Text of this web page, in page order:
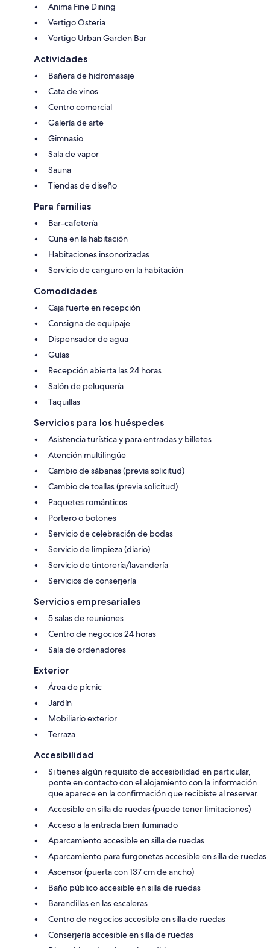
Anima Fine Dining
Vertigo Osteria
Vertigo Urban Garden Bar
Actividades
Bañera de hidromasaje
Cata de vinos
Centro comercial
Galería de arte
Gimnasio
Sala de vapor
Sauna
Tiendas de diseño
Para familias
Bar-cafetería
Cuna en la habitación
Habitaciones insonorizadas
Servicio de canguro en la habitación
Comodidades
Caja fuerte en recepción
Consigna de equipaje
Dispensador de agua
Guías
Recepción abierta las 24 horas
Salón de peluquería
Taquillas
Servicios para los huéspedes
Asistencia turística y para entradas y billetes
Atención multilingüe
Cambio de sábanas (previa solicitud)
Cambio de toallas (previa solicitud)
Paquetes románticos
Portero o botones
Servicio de celebración de bodas
Servicio de limpieza (diario)
Servicio de tintorería/lavandería
Servicios de conserjería
Servicios empresariales
5 salas de reuniones
Centro de negocios 24 horas
Sala de ordenadores
Exterior
Área de pícnic
Jardín
Mobiliario exterior
Terraza
Accesibilidad
Si tienes algún requisito de accesibilidad en particular,
ponte en contacto con el alojamiento con la información
que aparece en la confirmación que recibiste al reservar.
Accesible en silla de ruedas (puede tener limitaciones)
Acceso a la entrada bien iluminado
Aparcamiento accesible en silla de ruedas
Aparcamiento para furgonetas accesible en silla de ruedas
Ascensor (puerta con 137 cm de ancho)
Baño público accesible en silla de ruedas
Barandillas en las escaleras
Centro de negocios accesible en silla de ruedas
Conserjería accesible en silla de ruedas